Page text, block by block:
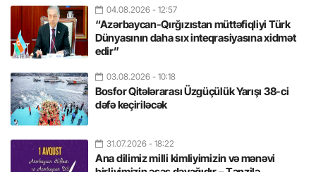
04.08.2026 - 12:57
“Azərbaycan-Qırğızıstan müttəfiqliyi Türk
Dünyasının daha sıx inteqrasiyasına xidmət
edir”
03.08.2026 - 10:18
Bosfor Qitələrarası Üzgüçülük Yarışı 38-ci
dəfə keçiriləcək
31.07.2026 - 18:22
Ana dilimiz milli kimliyimizin və mənəvi